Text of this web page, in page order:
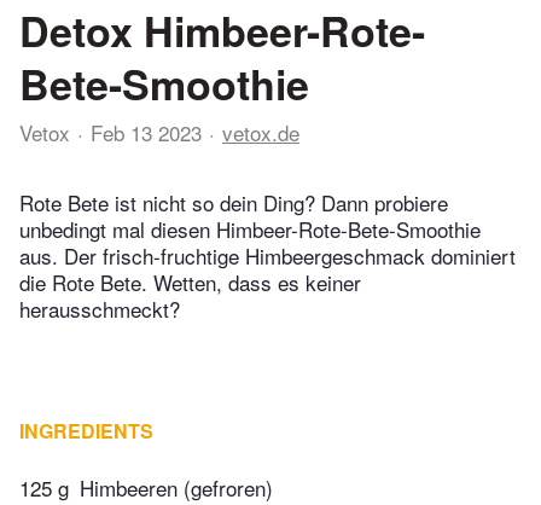
Detox Himbeer-Rote-
Bete-Smoothie
Vetox Feb 13 2023 vetox.de
Rote Bete ist nicht so dein Ding? Dann probiere
unbedingt mal diesen Himbeer-Rote-Bete-Smoothie
aus. Der frisch-fruchtige Himbeergeschmack dominiert
die Rote Bete. Wetten, dass es keiner
herausschmeckt?
INGREDIENTS
125 g Himbeeren (gefroren)